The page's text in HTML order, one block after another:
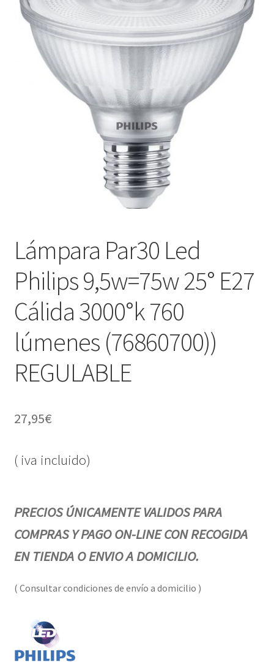
menú
hijo
Contacta con nosotros
Lámpara Par30 Led
Philips 9,5w=75w 25° E27
Cálida 3000°k 760
lúmenes (76860700))
REGULABLE
27,95€
( iva incluido)
PRECIOS ÚNICAMENTE VALIDOS PARA
COMPRAS Y PAGO ON-LINE CON RECOGIDA
EN TIENDA O ENVIO A DOMICILIO.
( Consultar condiciones de envío a domicilio )